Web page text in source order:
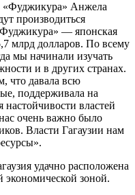
«Фуджикура» Анжела
производиться
— японская
млрд долларов. По всему
мы начинали изучать
и в других странах.
что давала всю
поддерживала на
настойчивости властей
очень важно было
Власти Гагаузии нам
удачно расположена
экономической зоной.